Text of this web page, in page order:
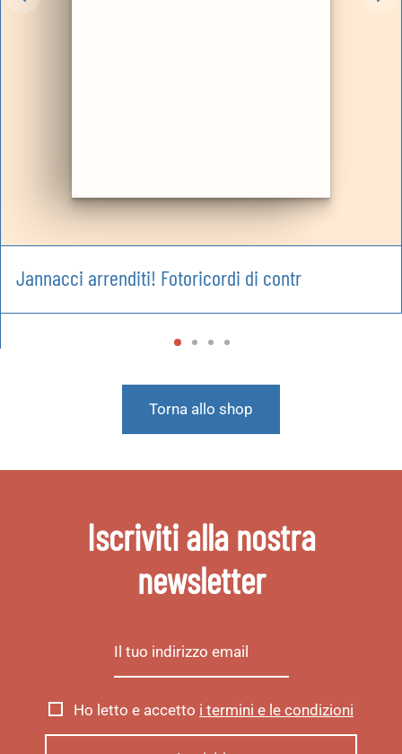
Jannacci arrenditi! Fotoricordi di contr
Torna allo shop
Iscriviti alla nostra
newsletter
Ho letto e accetto i termini e le condizioni